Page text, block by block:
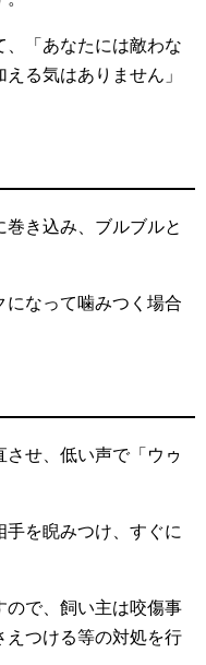
、「あなたには敵わな
る気はありません」
き込み、ブルブルと
になって噛みつく場合
せ、低い声で「ウゥ
を睨みつけ、すぐに
ので、飼い主は咬傷事
えつける等の対処を行